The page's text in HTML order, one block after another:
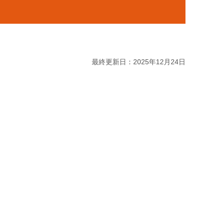
最終更新日：2025年12月24日